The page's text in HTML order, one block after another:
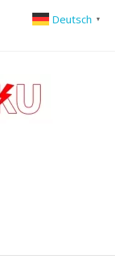
Deutsch ▼